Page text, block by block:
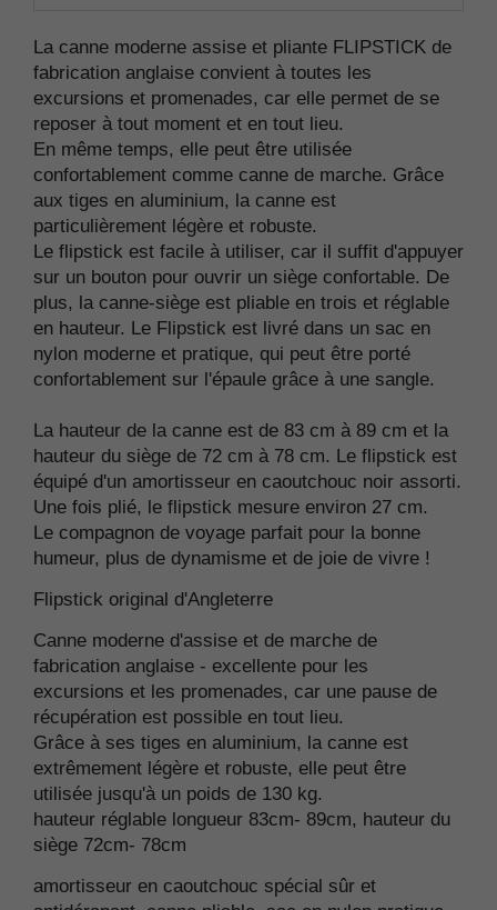
La canne moderne assise et pliante FLIPSTICK de
fabrication anglaise convient à toutes les
excursions et promenades, car elle permet de se
reposer à tout moment et en tout lieu.
En même temps, elle peut être utilisée
confortablement comme canne de marche. Grâce
aux tiges en aluminium, la canne est
particulièrement légère et robuste.
Le flipstick est facile à utiliser, car il suffit d'appuyer
sur un bouton pour ouvrir un siège confortable. De
plus, la canne-siège est pliable en trois et réglable
en hauteur. Le Flipstick est livré dans un sac en
nylon moderne et pratique, qui peut être porté
confortablement sur l'épaule grâce à une sangle.
La hauteur de la canne est de 83 cm à 89 cm et la
hauteur du siège de 72 cm à 78 cm. Le flipstick est
équipé d'un amortisseur en caoutchouc noir assorti.
Une fois plié, le flipstick mesure environ 27 cm.
Le compagnon de voyage parfait pour la bonne
humeur, plus de dynamisme et de joie de vivre !
Flipstick original d'Angleterre
Canne moderne d'assise et de marche de
fabrication anglaise - excellente pour les
excursions et les promenades, car une pause de
récupération est possible en tout lieu.
Grâce à ses tiges en aluminium, la canne est
extrêmement légère et robuste, elle peut être
utilisée jusqu'à un poids de 130 kg.
hauteur réglable longueur 83cm- 89cm, hauteur du
siège 72cm- 78cm
amortisseur en caoutchouc spécial sûr et